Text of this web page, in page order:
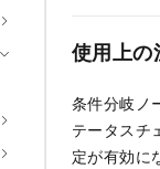
使用上の
条件分岐ノ
テータスチ
定が有効に